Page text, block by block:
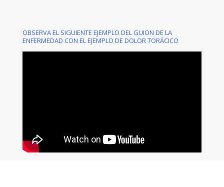
OBSERVA EL SIGUIENTE EJEMPLO DEL GUION DE LA
ENFERMEDAD CON EL EJEMPLO DE DOLOR TORÁCICO